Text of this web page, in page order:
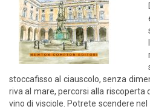
stoccafisso al ciauscolo, senza
riva al mare, percorsi alla riscoperta
vino di visciole. Potrete scendere